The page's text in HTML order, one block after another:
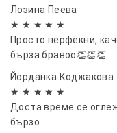
Лозина Пеева
★ ★ ★ ★ ★
Просто перфекни,
бърза бравоо👏👏👏
Йорданка Коджакова
★ ★ ★ ★ ★
Доста време се
бързо